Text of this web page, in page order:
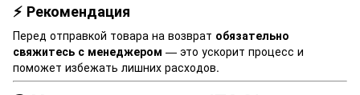
⚡ Рекомендация
Перед отправкой товара на возврат обязательно
свяжитесь с менеджером — это ускорит процесс и
поможет избежать лишних расходов.